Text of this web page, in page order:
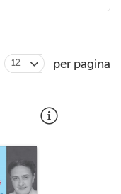
12 per pagina